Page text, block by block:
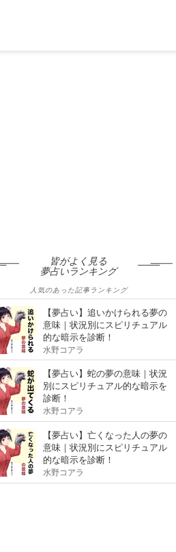
皆がよく見る
夢占いランキング
人気のあった記事ランキング
【夢占い】追いかけられる夢の
意味｜状況別にスピリチュアル
的な暗示を診断！
水野コアラ
【夢占い】蛇の夢の意味｜状況
別にスピリチュアル的な暗示を
診断！
水野コアラ
【夢占い】亡くなった人の夢の
意味｜状況別にスピリチュアル
的な暗示を診断！
水野コアラ